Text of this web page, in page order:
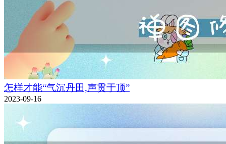
怎样才能“气沉丹田,声贯于顶”
2023-09-16